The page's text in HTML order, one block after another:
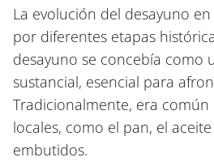
La evolución del desayuno
por diferentes etapas
desayuno se concebía como
sustancial, esencial para
Tradicionalmente, era
locales, como el pan, el
embutidos.